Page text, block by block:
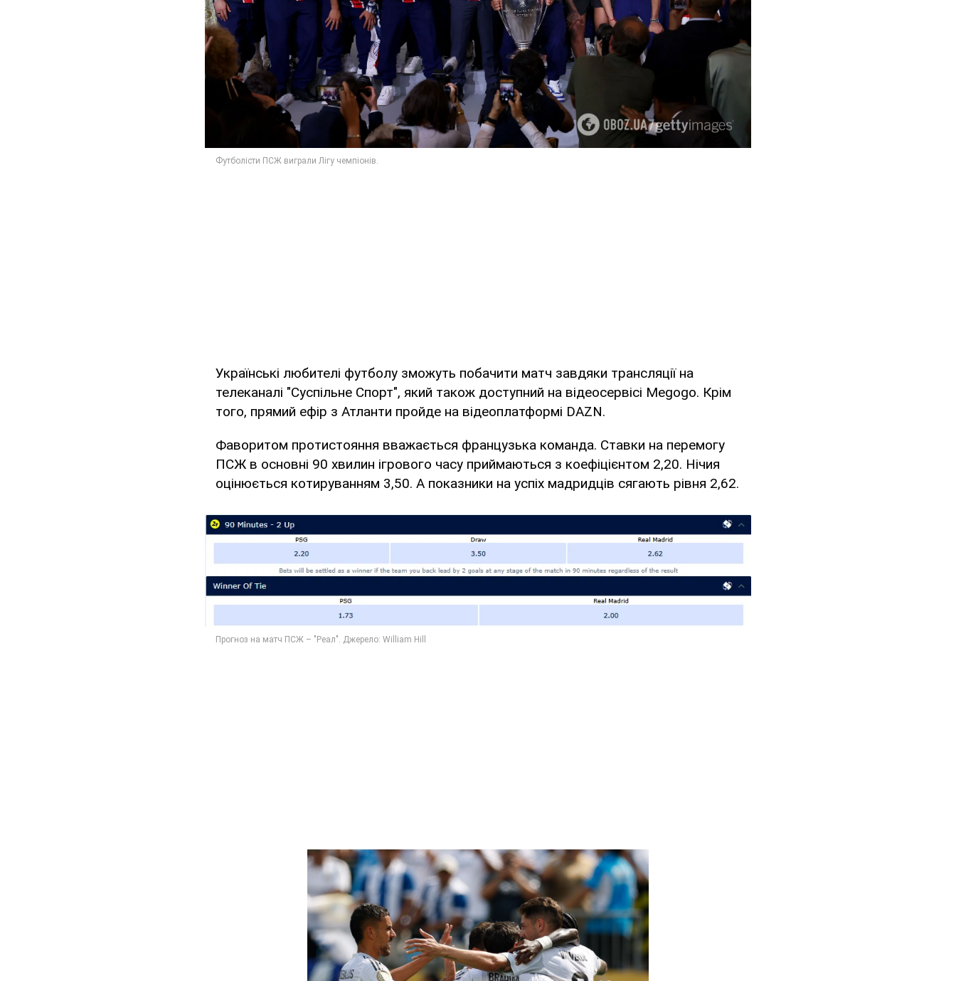
Українські любителі футболу зможуть побачити матч завдяки трансляції на
телеканалі "Суспільне Спорт", який також доступний на відеосервісі Megogo. Крім
того, прямий ефір з Атланти пройде на відеоплатформі DAZN.
Фаворитом протистояння вважається французька команда. Ставки на перемогу
ПСЖ в основні 90 хвилин ігрового часу приймаються з коефіцієнтом 2,20. Нічия
оцінюється котируванням 3,50. А показники на успіх мадридців сягають рівня 2,62.